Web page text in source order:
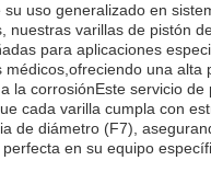
su uso generalizado en
nuestras varillas de pistón
para aplicaciones
médicos,ofreciendo una alta
la corrosiónEste servicio de
cada varilla cumpla con
de diámetro (F7),
en su equipo